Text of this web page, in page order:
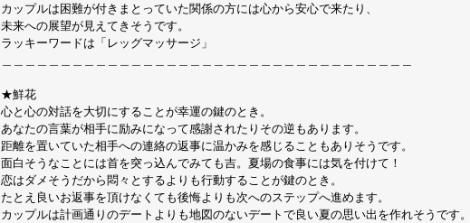
カップルは困難が付きまとっていた関係の方には心から安心で来たり、
未来への展望が見えてきそうです。
ラッキーワードは「レッグマッサージ」
★鮮花
心と心の対話を大切にすることが幸運の鍵のとき。
あなたの言葉が相手に励みになって感謝されたりその逆もあります。
距離を置いていた相手への連絡の返事に温かみを感じることもありそうです。
面白そうなことには首を突っ込んでみても吉。夏場の食事には気を付けて！
恋はダメそうだから悶々とするよりも行動することが鍵のとき。
たとえ良いお返事を頂けなくても後悔よりも次へのステップへ進めます。
カップルは計画通りのデートよりも地図のないデートで良い夏の思い出を作れそうです。